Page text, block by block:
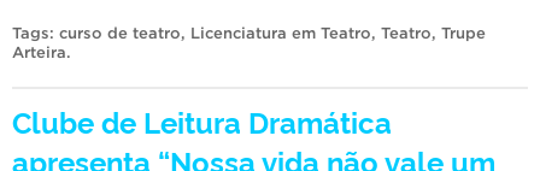
Tags: curso de teatro, Licenciatura em Teatro, Teatro, Trupe
Arteira.
Clube de Leitura Dramática
apresenta “Nossa vida não vale um